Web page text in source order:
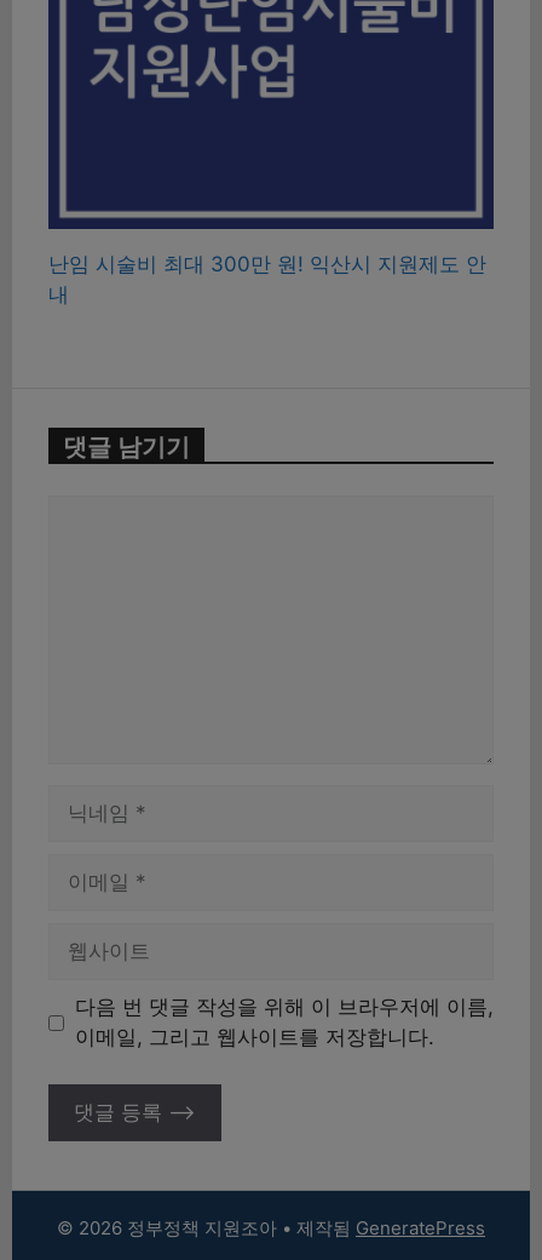
난임 시술비 최대 300만 원! 익산시 지원제도 안
내
댓글 남기기
트
다음 번 댓글 작성을 위해 이 브라우저에 이름,
이메일, 그리고 웹사이트를 저장합니다.
© 2026 정부정책 지원조아 • 제작됨 GeneratePress